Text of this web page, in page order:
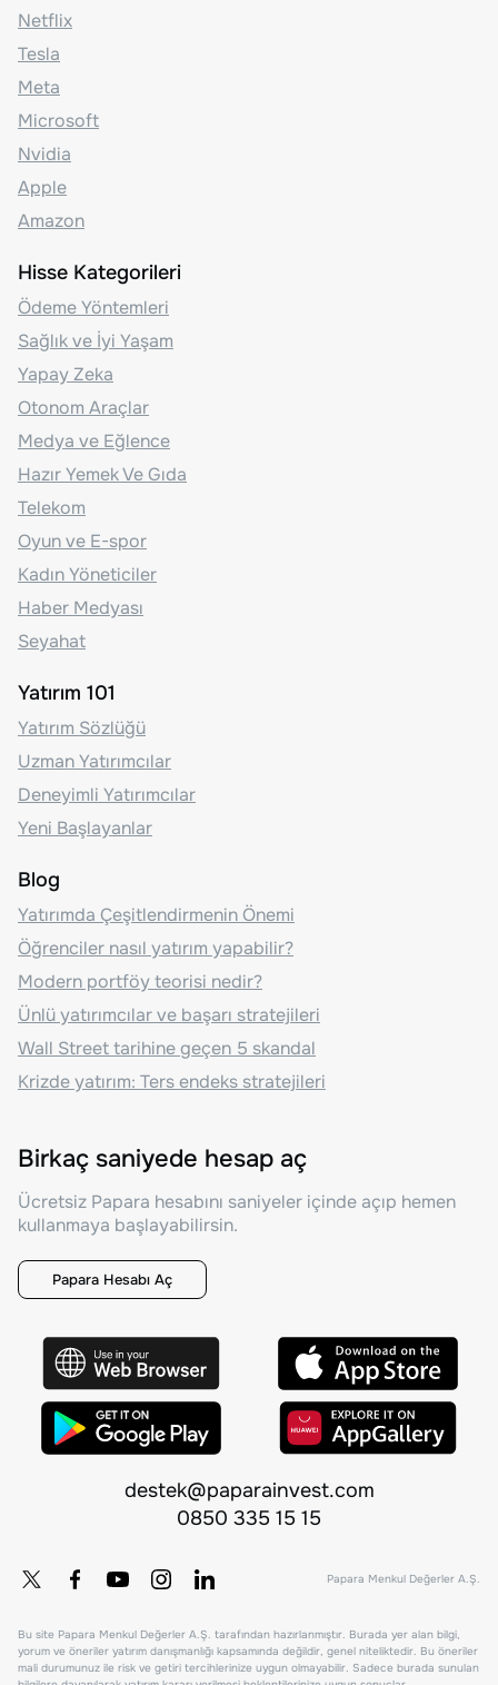
Netflix
Tesla
Meta
Microsoft
Nvidia
Apple
Amazon
Hisse Kategorileri
Ödeme Yöntemleri
Sağlık ve İyi Yaşam
Yapay Zeka
Otonom Araçlar
Medya ve Eğlence
Hazır Yemek Ve Gıda
Telekom
Oyun ve E-spor
Kadın Yöneticiler
Haber Medyası
Seyahat
Yatırım 101
Yatırım Sözlüğü
Uzman Yatırımcılar
Deneyimli Yatırımcılar
Yeni Başlayanlar
Blog
Yatırımda Çeşitlendirmenin Önemi
Öğrenciler nasıl yatırım yapabilir?
Modern portföy teorisi nedir?
Ünlü yatırımcılar ve başarı stratejileri
Wall Street tarihine geçen 5 skandal
Krizde yatırım: Ters endeks stratejileri
Birkaç saniyede hesap aç
Ücretsiz Papara hesabını saniyeler içinde açıp hemen
kullanmaya başlayabilirsin.
Papara Hesabı Aç
destek@paparainvest.com
0850 335 15 15
Papara Menkul Değerler A.Ş.
Bu site Papara Menkul Değerler A.Ş. tarafından hazırlanmıştır. Burada yer alan bilgi,
yorum ve öneriler yatırım danışmanlığı kapsamında değildir, genel niteliktedir. Bu öneriler
mali durumunuz ile risk ve getiri tercihlerinize uygun olmayabilir. Sadece burada sunulan